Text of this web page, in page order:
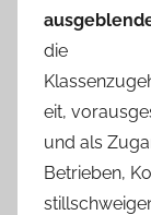
die
eit,
und als
Betrieben,